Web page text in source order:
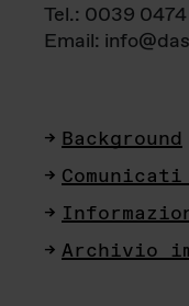
Tel.: 0039 0474
Email:
Background
Comunicati
Archivio